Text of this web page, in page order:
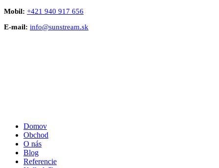
Mobil: +421 940 917 656
E-mail: info@sunstream.sk
Domov
Obchod
O nás
Blog
Referencie